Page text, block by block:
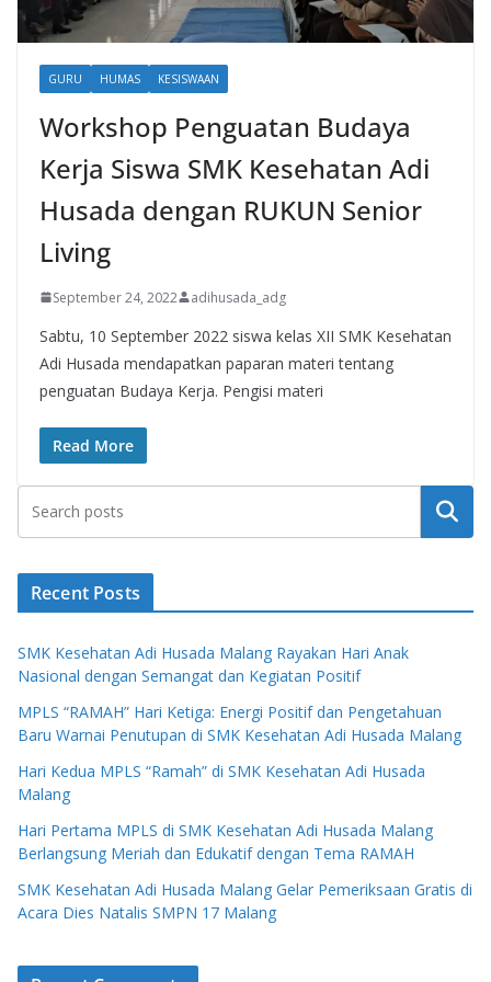
GURU HUMAS KESISWAAN
Workshop Penguatan Budaya
Kerja Siswa SMK Kesehatan Adi
Husada dengan RUKUN Senior
Living
September 24, 2022 adihusada_adg
Sabtu, 10 September 2022 siswa kelas XII SMK Kesehatan
Adi Husada mendapatkan paparan materi tentang
penguatan Budaya Kerja. Pengisi materi
Read More
Search
Recent Posts
SMK Kesehatan Adi Husada Malang Rayakan Hari Anak
Nasional dengan Semangat dan Kegiatan Positif
MPLS “RAMAH” Hari Ketiga: Energi Positif dan Pengetahuan
Baru Warnai Penutupan di SMK Kesehatan Adi Husada Malang
Hari Kedua MPLS “Ramah” di SMK Kesehatan Adi Husada
Malang
Hari Pertama MPLS di SMK Kesehatan Adi Husada Malang
Berlangsung Meriah dan Edukatif dengan Tema RAMAH
SMK Kesehatan Adi Husada Malang Gelar Pemeriksaan Gratis di
Acara Dies Natalis SMPN 17 Malang